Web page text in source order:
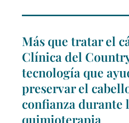
Más que tratar el
Clínica del
tecnología que
preservar el
confianza durante
quimioterapia